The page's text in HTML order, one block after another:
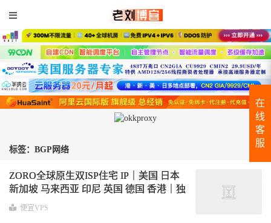
标签：BGP网络
ZORO全球原生双ISP住宅 IP｜美国 日本
新加坡 马来西亚 印尼 英国 德国 香港｜独
享静态IPv4
便宜VPS
在
线
客
服